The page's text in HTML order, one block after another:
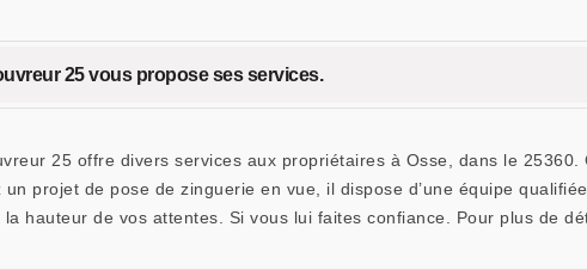
25 vous propose ses services.
25 offre divers services aux propriétaires à Osse, dans le
projet de pose de zinguerie en vue, il dispose d’une équipe
hauteur de vos attentes. Si vous lui faites confiance. Pour plus de